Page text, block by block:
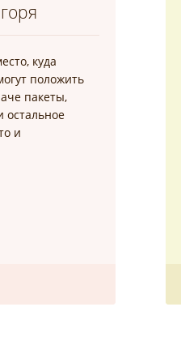
куда
положить
пакеты,
остальное
и